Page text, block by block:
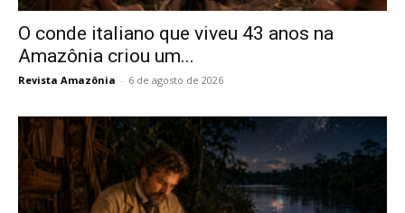
O conde italiano que viveu 43 anos na
Amazônia criou um...
Revista Amazônia - 6 de agosto de 2026